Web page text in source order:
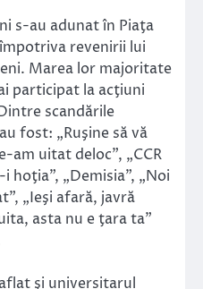
s-au adunat în Piaţa
revenirii lui
Marea lor majoritate
participat la acţiuni
scandările
fost: „Ruşine să vă
am uitat deloc”, „CCR
hoţia”, „Demisia”, „Noi
„Ieşi afară, javră
asta nu e ţara ta”
şi universitarul